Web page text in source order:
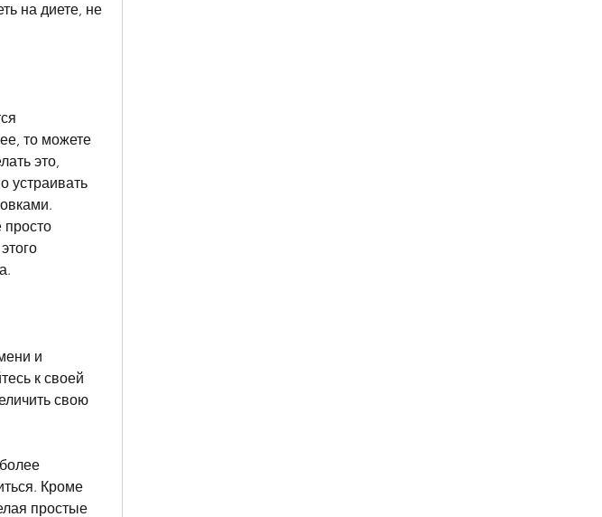
на диете, не
то можете
это,
устраивать
просто
и
к своей
свою
Кроме
простые